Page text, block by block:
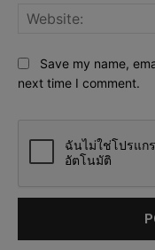
Save my name,
next time I comment.